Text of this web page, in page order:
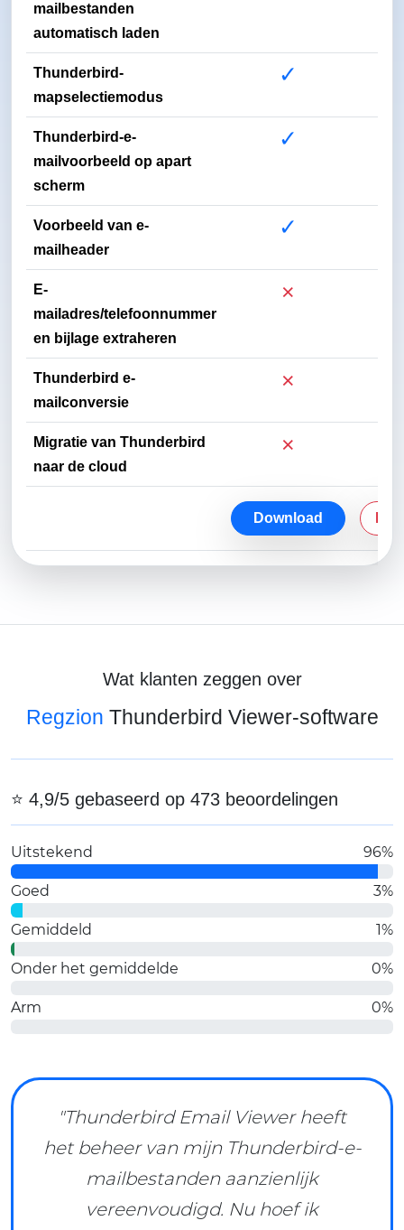
mailbestanden
automatisch laden
Thunderbird-
mapselectiemodus
✓
Thunderbird-e-
mailvoorbeeld op apart
scherm
✓
Voorbeeld van e-
mailheader
✓
E-
mailadres/telefoonnummer
en bijlage extraheren
×
Thunderbird e-
mailconversie
×
Migratie van Thunderbird
naar de cloud
×
Download
Wat klanten zeggen over
Regzion Thunderbird Viewer-software
⭐ 4,9/5 gebaseerd op 473 beoordelingen
Uitstekend 96%
Goed 3%
Gemiddeld 1%
Onder het gemiddelde 0%
Arm 0%
"Thunderbird Email Viewer heeft
het beheer van mijn Thunderbird-e-
mailbestanden aanzienlijk
vereenvoudigd. Nu hoef ik